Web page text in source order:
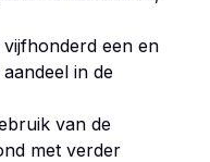
een en
in de
van de
met verder